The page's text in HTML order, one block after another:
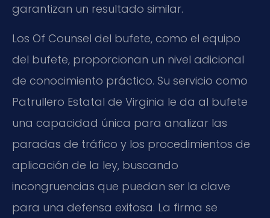
garantizan un resultado similar.
Los Of Counsel del bufete, como el equipo
del bufete, proporcionan un nivel adicional
de conocimiento práctico. Su servicio como
Patrullero Estatal de Virginia le da al bufete
una capacidad única para analizar las
paradas de tráfico y los procedimientos de
aplicación de la ley, buscando
incongruencias que puedan ser la clave
para una defensa exitosa. La firma se